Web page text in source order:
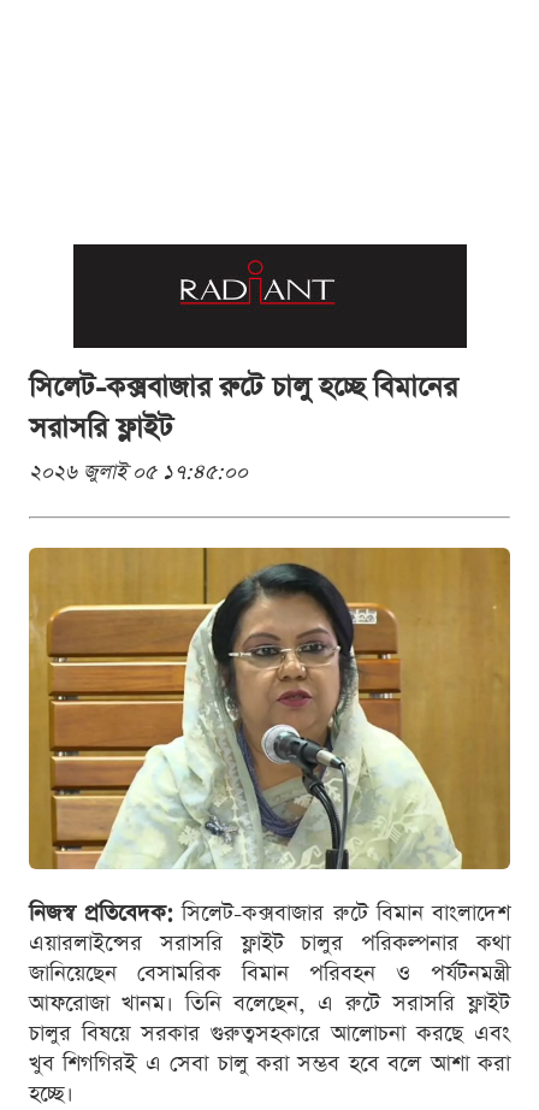
সিলেট-কক্সবাজার রুটে চালু হচ্ছে বিমানের
সরাসরি ফ্লাইট
২০২৬ জুলাই ০৫ ১৭:৪৫:০০
নিজস্ব প্রতিবেদক: সিলেট-কক্সবাজার রুটে বিমান বাংলাদেশ
এয়ারলাইন্সের সরাসরি ফ্লাইট চালুর পরিকল্পনার কথা
জানিয়েছেন বেসামরিক বিমান পরিবহন ও পর্যটনমন্ত্রী
আফরোজা খানম। তিনি বলেছেন, এ রুটে সরাসরি ফ্লাইট
চালুর বিষয়ে সরকার গুরুত্বসহকারে আলোচনা করছে এবং
খুব শিগগিরই এ সেবা চালু করা সম্ভব হবে বলে আশা করা
হচ্ছে।